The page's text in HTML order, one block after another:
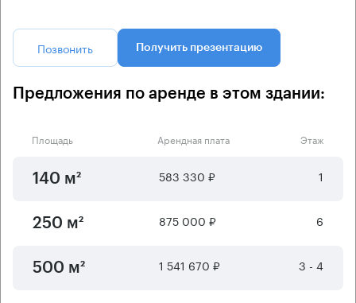
Позвонить Получить презентацию
Предложения по аренде в этом здании:
Площадь Арендная плата Этаж
140 м² 583 330 ₽ 1
250 м² 875 000 ₽ 6
500 м² 1 541 670 ₽ 3 - 4